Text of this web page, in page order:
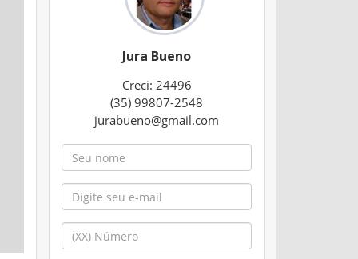
Jura Bueno
Creci: 24496
(35) 99807-2548
jurabueno@gmail.com